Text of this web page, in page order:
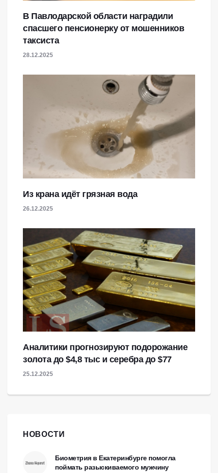
В Павлодарской области наградили
спасшего пенсионерку от мошенников
таксиста
28.12.2025
Из крана идёт грязная вода
26.12.2025
Аналитики прогнозируют подорожание
золота до $4,8 тыс и серебра до $77
25.12.2025
НОВОСТИ
Биометрия в Екатеринбурге помогла
поймать разыскиваемого мужчину